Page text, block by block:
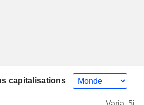
capitalisations
Varia. 5j.